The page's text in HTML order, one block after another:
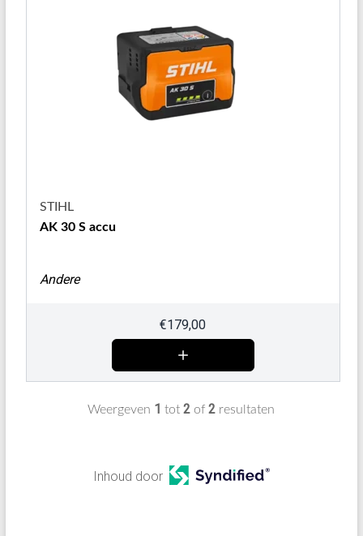
STIHL
AK 30 S accu
Andere
€179,00
Weergeven 1 tot2 of2 resultaten
Inhoud door